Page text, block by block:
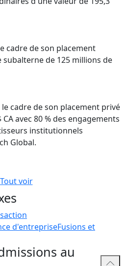
cadre de son placement
de 125 millions de
le cadre de son placement privé
avec 80 % des engagements
institutionnels
Global.
Tout voir
d'entrepriseFusions et
au